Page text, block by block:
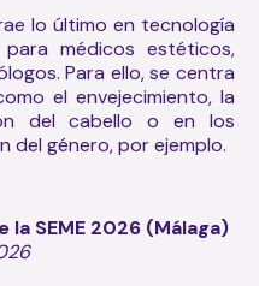
lo último en tecnología
médicos estéticos,
Para ello, se centra
el envejecimiento, la
del cabello o en los
del género, por ejemplo.
la SEME 2026 (Málaga)